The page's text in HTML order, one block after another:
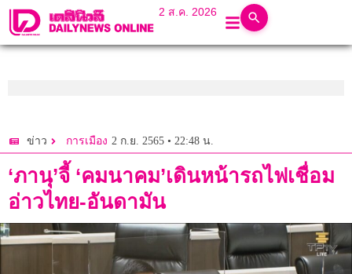
2 ส.ค. 2026
ข่าว การเมือง 2 ก.ย. 2565 • 22:48 น.
‘ภานุ’จี้ ‘คมนาคม’เดินหน้ารถไฟเชื่อม
อ่าวไทย-อันดามัน